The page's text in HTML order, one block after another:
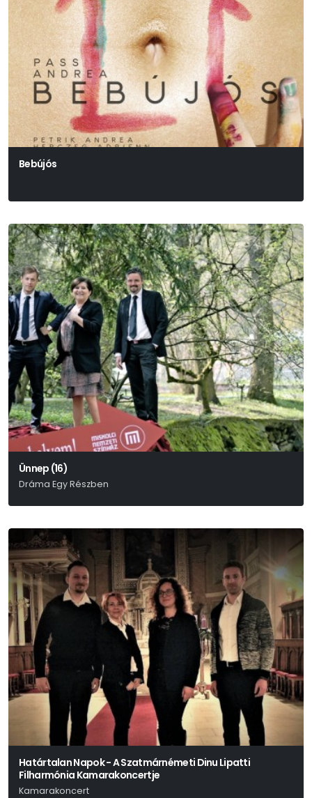
Bebújós
Ünnep (16)
Dráma Egy Részben
Határtalan Napok - A Szatmárnémeti Dinu Lipatti
Filharmónia Kamarakoncertje
Kamarakoncert